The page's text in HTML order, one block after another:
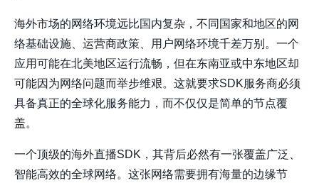
海外市场的网络环境远比国内复杂，不同国家和地区的网
络基础设施、运营商政策、用户网络环境千差万别。一个
应用可能在北美地区运行流畅，但在东南亚或中东地区却
可能因为网络问题而举步维艰。这就要求SDK服务商必须
具备真正的全球化服务能力，而不仅仅是简单的节点覆
盖。
一个顶级的海外直播SDK，其背后必然有一张覆盖广泛、
智能高效的全球网络。这张网络需要拥有海量的边缘节